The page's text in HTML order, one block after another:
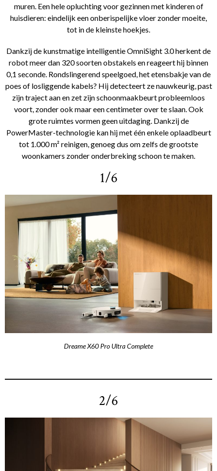
muren. Een hele opluchting voor gezinnen met kinderen of
huisdieren: eindelijk een onberispelijke vloer zonder moeite,
tot in de kleinste hoekjes.
Dankzij de kunstmatige intelligentie OmniSight 3.0 herkent de
robot meer dan 320 soorten obstakels en reageert hij binnen
0,1 seconde. Rondslingerend speelgoed, het etensbakje van de
poes of losliggende kabels? Hij detecteert ze nauwkeurig, past
zijn traject aan en zet zijn schoonmaakbeurt probleemloos
voort, zonder ook maar een centimeter over te slaan. Ook
grote ruimtes vormen geen uitdaging. Dankzij de
PowerMaster-technologie kan hij met één enkele oplaadbeurt
tot 1.000 m² reinigen, genoeg dus om zelfs de grootste
woonkamers zonder onderbreking schoon te maken.
1/6
Dreame X60 Pro Ultra Complete
2/6